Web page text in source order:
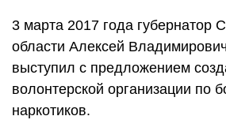
3 марта 2017 года губернатор
области Алексей
выступил с предложением
волонтерской организации по
наркотиков.